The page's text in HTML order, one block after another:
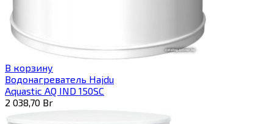
В корзину
Водонагреватель Hajdu
Aquastic AQ IND 150SC
2 038,70 Br